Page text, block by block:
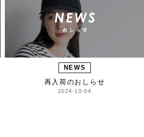
NEWS
再入荷のおしらせ
2024-10-04